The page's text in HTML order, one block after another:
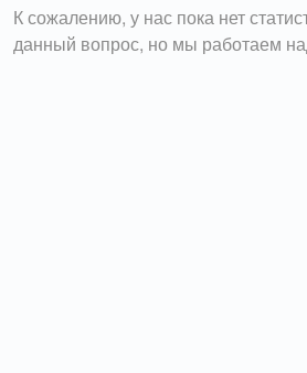
К сожалению, у нас пока нет
данный вопрос, но мы работаем